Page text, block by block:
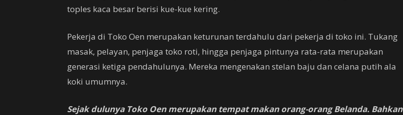
toples kaca besar berisi kue-kue kering.
Pekerja di Toko Oen merupakan keturunan terdahulu dari pekerja di toko ini. Tukang
masak, pelayan, penjaga toko roti, hingga penjaga pintunya rata-rata merupakan
generasi ketiga pendahulunya. Mereka mengenakan stelan baju dan celana putih ala
koki umumnya.
Sejak dulunya Toko Oen merupakan tempat makan orang-orang Belanda. Bahkan